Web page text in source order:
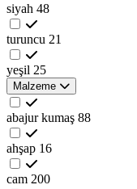
siyah 48
turuncu 21
yeşil 25
Malzeme
abajur kumaş 88
ahşap 16
cam 200